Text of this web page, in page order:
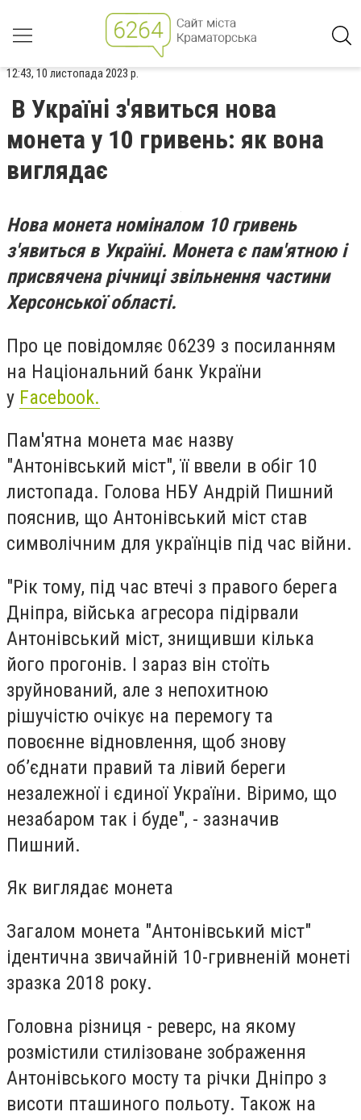
12:43, 10 листопада 2023 р.
В Україні з'явиться нова
монета у 10 гривень: як вона
виглядає
Нова монета номіналом 10 гривень
з'явиться в Україні. Монета є пам'ятною і
присвячена річниці звільнення частини
Херсонської області.
Про це повідомляє 06239 з посиланням
на Національний банк України
у Facebook.
Пам'ятна монета має назву
"Антонівський міст", її ввели в обіг 10
листопада. Голова НБУ Андрій Пишний
пояснив, що Антонівський міст став
символічним для українців під час війни.
"Рік тому, під час втечі з правого берега
Дніпра, війська агресора підірвали
Антонівський міст, знищивши кілька
його прогонів. І зараз він стоїть
зруйнований, але з непохитною
рішучістю очікує на перемогу та
повоєнне відновлення, щоб знову
об’єднати правий та лівий береги
незалежної і єдиної України. Віримо, що
незабаром так і буде", - зазначив
Пишний.
Як виглядає монета
Загалом монета "Антонівський міст"
ідентична звичайній 10-гривненій монеті
зразка 2018 року.
Головна різниця - реверс, на якому
розмістили стилізоване зображення
Антонівського мосту та річки Дніпро з
висоти пташиного польоту. Також на